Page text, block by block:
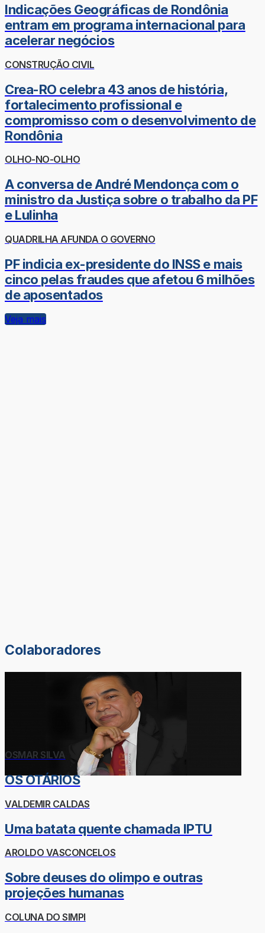
Indicações Geográficas de Rondônia
entram em programa internacional para
acelerar negócios
CONSTRUÇÃO CIVIL
Crea-RO celebra 43 anos de história,
fortalecimento profissional e
compromisso com o desenvolvimento de
Rondônia
OLHO-NO-OLHO
A conversa de André Mendonça com o
ministro da Justiça sobre o trabalho da PF
e Lulinha
QUADRILHA AFUNDA O GOVERNO
PF indicia ex-presidente do INSS e mais
cinco pelas fraudes que afetou 6 milhões
de aposentados
Veja mais
Colaboradores
OSMAR SILVA
OS OTÁRIOS
VALDEMIR CALDAS
Uma batata quente chamada IPTU
AROLDO VASCONCELOS
Sobre deuses do olimpo e outras
projeções humanas
COLUNA DO SIMPI